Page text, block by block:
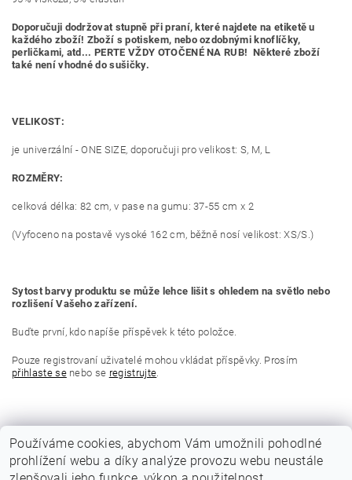
Doporučuji dodržovat stupně při praní, které najdete na etiketě u
každého zboží! Zboží s potiskem, nebo ozdobnými knoflíčky,
perličkami, atd... PERTE VŽDY OTOČENÉ NA RUB! Některé zboží
také není vhodné do sušičky.
VELIKOST:
je univerzální - ONE SIZE, doporučuji pro velikost: S, M, L
ROZMĚRY:
celková délka: 82 cm, v pase na gumu: 37-55 cm x 2
(Vyfoceno na postavě vysoké 162 cm, běžně nosí velikost: XS/S.)
Sytost barvy produktu se může lehce lišit s ohledem na světlo nebo
rozlišení Vašeho zařízení.
Buďte první, kdo napíše příspěvek k této položce.
Pouze registrovaní uživatelé mohou vkládat příspěvky. Prosím
přihlaste senebo se registrujte.
Používáme cookies, abychom Vám umožnili pohodlné
prohlížení webu a díky analýze provozu webu neustále